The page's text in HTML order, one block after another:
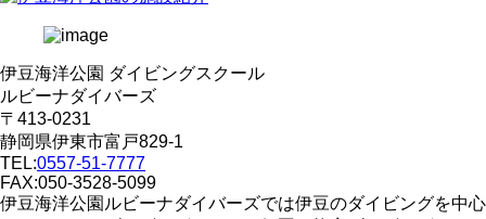
伊豆海洋公園 ダイビングスクール
ルビーナダイバーズ
〒413-0231
静岡県伊東市富戸829-1
TEL:0557-51-7777
FAX:050-3528-5099
伊豆海洋公園ルビーナダイバーズでは伊豆のダイビングを中心